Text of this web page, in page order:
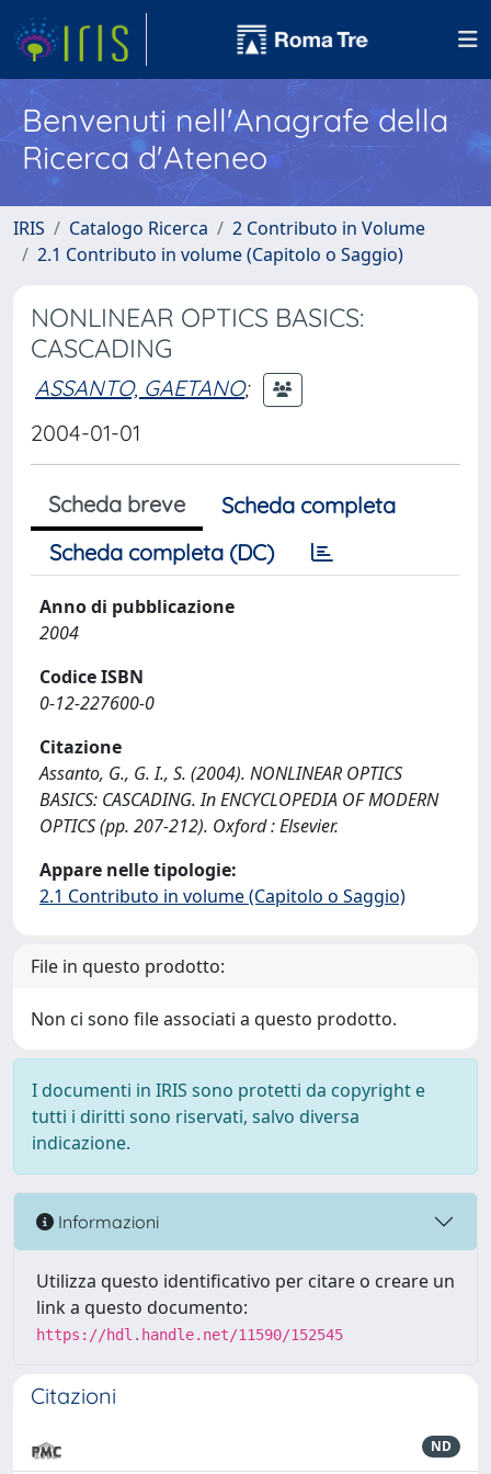
Benvenuti nell'Anagrafe della
Ricerca d'Ateneo
IRIS Catalogo Ricerca
2 Contributo in Volume
2.1 Contributo in volume (Capitolo o Saggio)
NONLINEAR OPTICS BASICS:
CASCADING
ASSANTO, GAETANO;
2004-01-01
Scheda breve
Scheda completa
Scheda completa (DC)
Anno di pubblicazione
2004
Codice ISBN
0-12-227600-0
Citazione
Assanto, G., G. I., S. (2004). NONLINEAR OPTICS
BASICS: CASCADING. In ENCYCLOPEDIA OF MODERN
OPTICS (pp. 207-212). Oxford : Elsevier.
Appare nelle tipologie:
2.1 Contributo in volume (Capitolo o Saggio)
File in questo prodotto:
Non ci sono file associati a questo prodotto.
I documenti in IRIS sono protetti da copyright e
tutti i diritti sono riservati, salvo diversa
indicazione.
Informazioni
Utilizza questo identificativo per citare o creare un
link a questo documento:
https://hdl.handle.net/11590/152545
Citazioni
ND